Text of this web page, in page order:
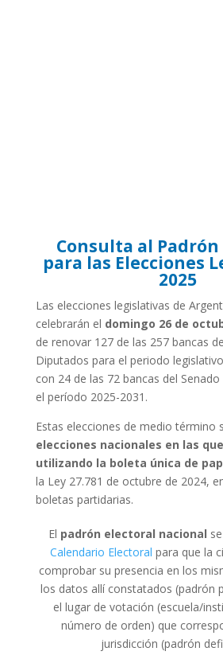
Consulta al
para las Elecciones
2025
Las elecciones legislativas de
celebrarán el domingo 26 de
de renovar 127 de las 257​ bancas
Diputados para el periodo
con 24 de las 72 bancas del
el período 2025-2031.
Estas elecciones de medio término
elecciones nacionales en las
utilizando la boleta única de
la Ley 27.781 de octubre de 2024,
boletas partidarias.
El padrón electoral nacional
Calendario Electoral para que la
comprobar su presencia en los
los datos allí constatados (padrón
el lugar de votación (escuela/
número de orden) que
jurisdicción (padrón